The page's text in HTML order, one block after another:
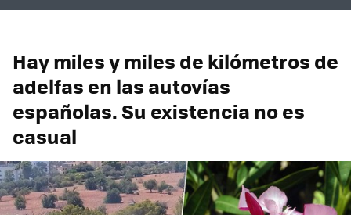
Hay miles y miles de kilómetros de
adelfas en las autovías
españolas. Su existencia no es
casual